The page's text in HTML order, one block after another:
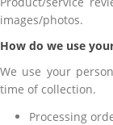
images/photos.
How do we use
We use your
time of collection.
Processing